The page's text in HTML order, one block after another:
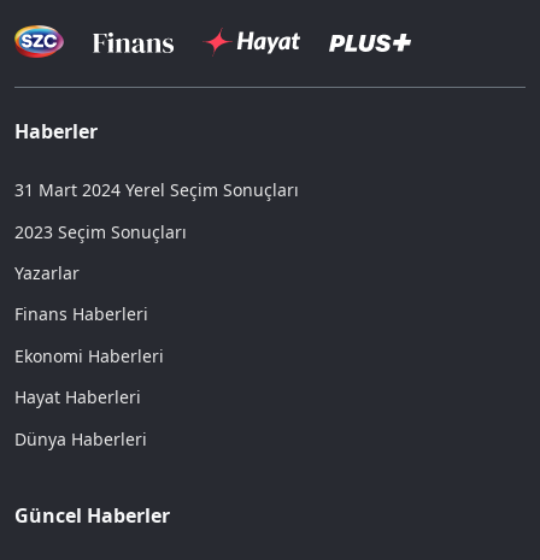
Haberler
31 Mart 2024 Yerel Seçim Sonuçları
2023 Seçim Sonuçları
Yazarlar
Finans Haberleri
Ekonomi Haberleri
Hayat Haberleri
Dünya Haberleri
Güncel Haberler